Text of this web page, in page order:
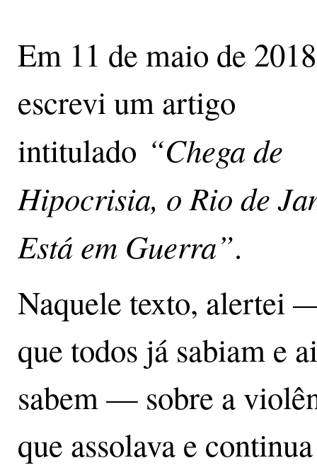
Em 11 de maio de
escrevi um artigo
intitulado “Chega de
Hipocrisia, o Rio de
Está em Guerra”.
Naquele texto, alertei
que todos já sabiam e
sabem — sobre a
que assolava e continua